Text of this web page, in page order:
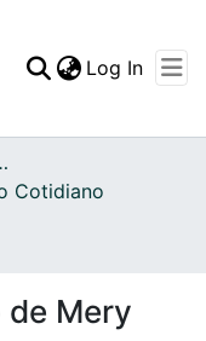
Statistics
Log In
Valle del Cauca
Cotidiano
Mery